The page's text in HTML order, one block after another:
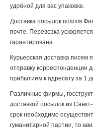
удобной для вас упаковке.
Доставка посылок по/из/в
почте. Перевозка
гарантирована.
Курьерская доставка писем
отправку корреспонденции
прибытием к адресату за 1
Различные фирмы,
доставкой посылок из
срок необходимо
гуманитарной партии, то